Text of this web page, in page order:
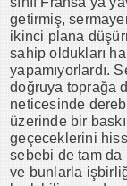
getirmiş,
ikinci plana
sahip oldukları
yapamıyorlardı.
doğruya toprağa
neticesinde
üzerinde bir
geçeceklerini
sebebi de tam da
ve bunlarla